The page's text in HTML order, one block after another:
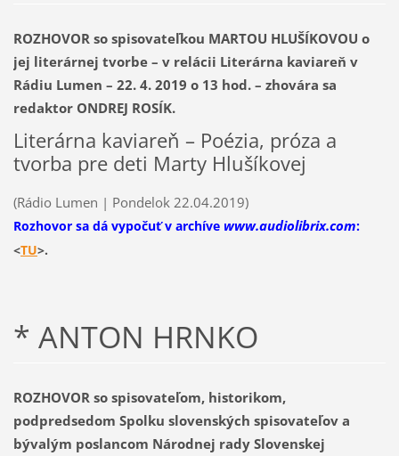
ROZHOVOR so spisovateľkou MARTOU HLUŠÍKOVOU o
jej literárnej tvorbe – v relácii Literárna kaviareň v
Rádiu Lumen – 22. 4. 2019 o 13 hod. – zhovára sa
redaktor ONDREJ ROSÍK.
Literárna kaviareň – Poézia, próza a
tvorba pre deti Marty Hlušíkovej
(Rádio Lumen | Pondelok 22.04.2019)
Rozhovor sa dá vypočuť v archíve www.audiolibrix.com:
<TU>.
* ANTON HRNKO
ROZHOVOR so spisovateľom, historikom,
podpredsedom Spolku slovenských spisovateľov a
bývalým poslancom Národnej rady Slovenskej